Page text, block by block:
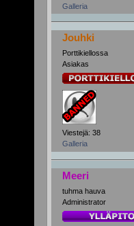
Galleria
Jouhki
Porttikiellossa
Asiakas
Viestejä: 38
Galleria
Meeri
tuhma hauva
Administrator